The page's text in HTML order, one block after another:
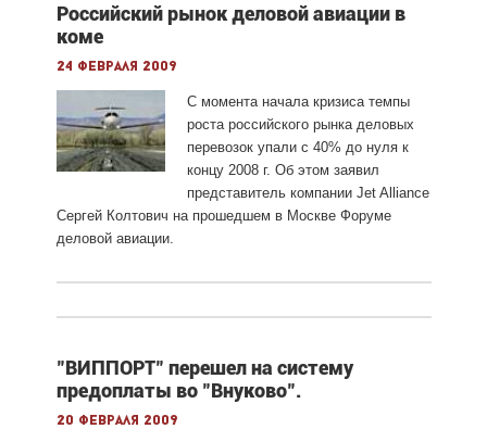
Российский рынок деловой авиации в
коме
24 февраля 2009
С момента начала кризиса темпы
роста российского рынка деловых
перевозок упали с 40% до нуля к
концу 2008 г. Об этом заявил
представитель компании Jet Alliance
Сергей Колтович на прошедшем в Москве Форуме
деловой авиации.
"ВИППОРТ" перешел на систему
предоплаты во "Внуково".
20 февраля 2009